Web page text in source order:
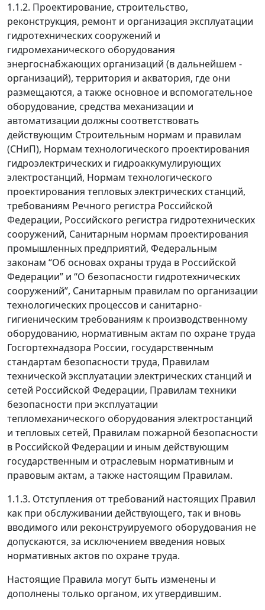
1.1.2. Проектирование, строительство,
реконструкция, ремонт и организация эксплуатации
гидротехнических сооружений и
гидромеханического оборудования
энергоснабжающих организаций (в дальнейшем -
организаций), территория и акватория, где они
размещаются, а также основное и вспомогательное
оборудование, средства механизации и
автоматизации должны соответствовать
действующим Строительным нормам и правилам
(СНиП), Нормам технологического проектирования
гидроэлектрических и гидроаккумулирующих
электростанций, Нормам технологического
проектирования тепловых электрических станций,
требованиям Речного регистра Российской
Федерации, Российского регистра гидротехнических
сооружений, Санитарным нормам проектирования
промышленных предприятий, Федеральным
законам “Об основах охраны труда в Российской
Федерации” и “О безопасности гидротехнических
сооружений”, Санитарным правилам по организации
технологических процессов и санитарно-
гигиеническим требованиям к производственному
оборудованию, нормативным актам по охране труда
Госгортехнадзора России, государственным
стандартам безопасности труда, Правилам
технической эксплуатации электрических станций и
сетей Российской Федерации, Правилам техники
безопасности при эксплуатации
тепломеханического оборудования электростанций
и тепловых сетей, Правилам пожарной безопасности
в Российской Федерации и иным действующим
государственным и отраслевым нормативным и
правовым актам, а также настоящим Правилам.
1.1.3. Отступления от требований настоящих Правил
как при обслуживании действующего, так и вновь
вводимого или реконструируемого оборудования не
допускаются, за исключением введения новых
нормативных актов по охране труда.
Настоящие Правила могут быть изменены и
дополнены только органом, их утвердившим.